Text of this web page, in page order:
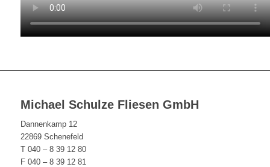
Michael Schulze Fliesen GmbH
Dannenkamp 12
22869 Schenefeld
T 040 – 8 39 12 80
F 040 – 8 39 12 81